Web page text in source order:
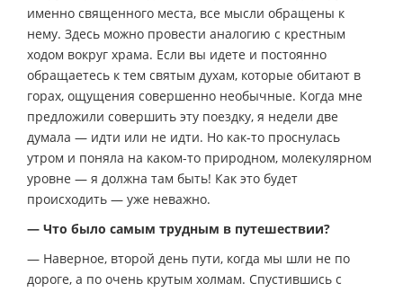
именно священного места, все мысли обращены к
нему. Здесь можно провести аналогию с крестным
ходом вокруг храма. Если вы идете и постоянно
обращаетесь к тем святым духам, которые обитают в
горах, ощущения совершенно необычные. Когда мне
предложили совершить эту поездку, я недели две
думала — идти или не идти. Но как-то проснулась
утром и поняла на каком-то природном, молекулярном
уровне — я должна там быть! Как это будет
происходить — уже неважно.
— Что было самым трудным в путешествии?
— Наверное, второй день пути, когда мы шли не по
дороге, а по очень крутым холмам. Спустившись с